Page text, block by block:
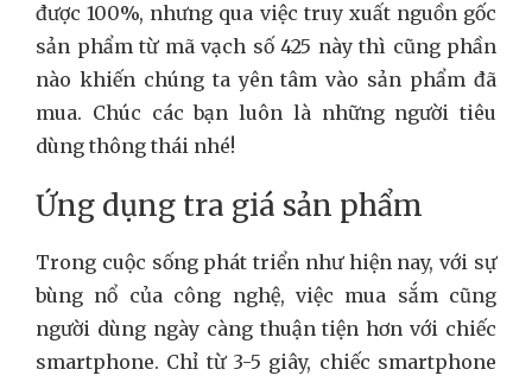
được 100%, nhưng qua việc truy xuất nguồn gốc
sản phẩm từ mã vạch số 425 này thì cũng phần
nào khiến chúng ta yên tâm vào sản phẩm đã
mua. Chúc các bạn luôn là những người tiêu
dùng thông thái nhé!
Ứng dụng tra giá sản phẩm
Trong cuộc sống phát triển như hiện nay, với sự
bùng nổ của công nghệ, việc mua sắm cũng
người dùng ngày càng thuận tiện hơn với chiếc
smartphone. Chỉ từ 3-5 giây, chiếc smartphone